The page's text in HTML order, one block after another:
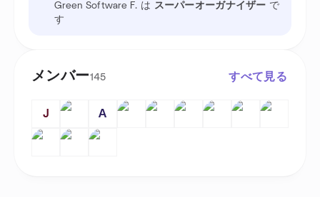
Green Software F. は スーパーオーガナイザー で
す
メンバー145 すべて見る
J A